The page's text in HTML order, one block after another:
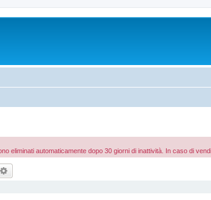
eliminati automaticamente dopo 30 giorni di inattività. In caso di